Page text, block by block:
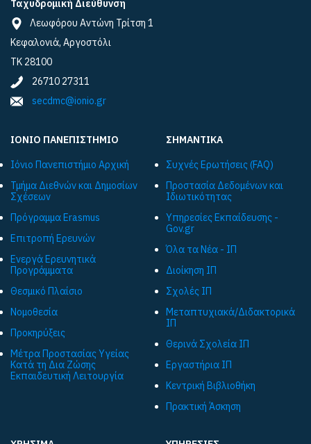
Ταχυδρομική Διεύθυνση
Λεωφόρου Αντώνη Τρίτση 1
Κεφαλονιά, Αργοστόλι
ΤΚ 28100
26710 27311
secdmc@ionio.gr
ΙΟΝΙΟ ΠΑΝΕΠΙΣΤΗΜΙΟ
Ιόνιο Πανεπιστήμιο Αρχική
Τμήμα Διεθνών και Δημοσίων
Σχέσεων
Πρόγραμμα Εrasmus
Επιτροπή Ερευνών
Ενεργά Ερευνητικά
Προγράμματα
Θεσμικό Πλαίσιο
Νομοθεσία
Προκηρύξεις
Μέτρα Προστασίας Υγείας
Κατά τη Δια Ζώσης
Εκπαιδευτική Λειτουργία
ΣΗΜΑΝΤΙΚΑ
Συχνές Ερωτήσεις (FAQ)
Προστασία Δεδομένων και
Ιδιωτικότητας
Υπηρεσίες Εκπαίδευσης -
Gov.gr
Όλα τα Νέα - ΙΠ
Διοίκηση ΙΠ
Σχολές ΙΠ
Μεταπτυχιακά/Διδακτορικά
ΙΠ
Θερινά Σχολεία ΙΠ
Εργαστήρια ΙΠ
Κεντρική Βιβλιοθήκη
Πρακτική Άσκηση